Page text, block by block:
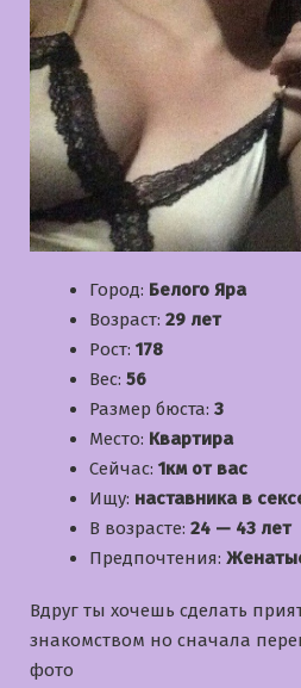
Город: Белого Яра
Возраст: 29 лет
Рост: 178
Вес: 56
Размер бюста: 3
Место: Квартира
Сейчас: 1км от вас
Ищу: наставника в
В возрасте: 24 — 43 лет
Предпочтения:
Вдруг ты хочешь сделать
знакомством но сначала
фото